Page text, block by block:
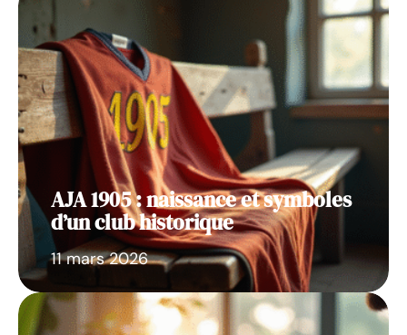
AJA 1905 : naissance et symboles
d’un club historique
11 mars 2026